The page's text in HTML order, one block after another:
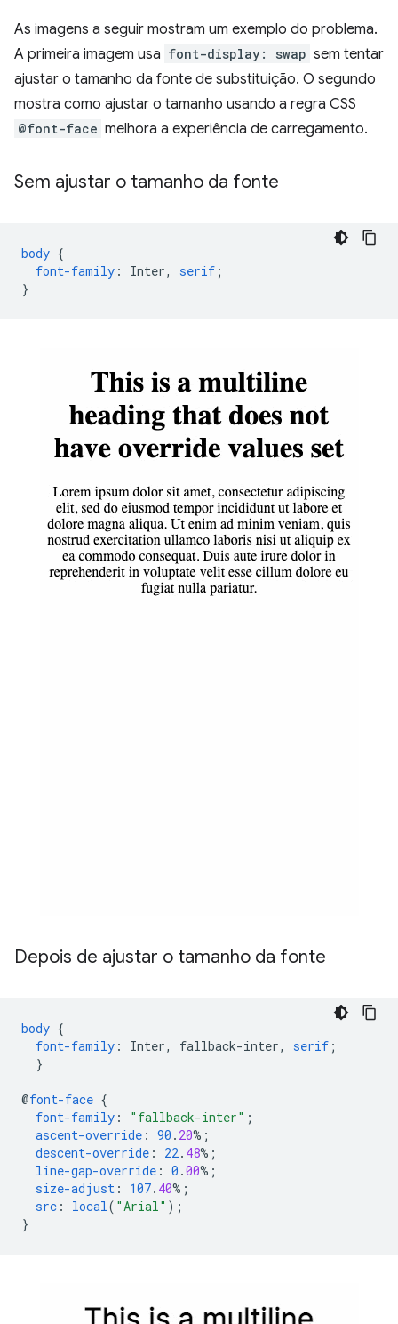
As imagens a seguir mostram um exemplo do problema.
A primeira imagem usa font-display: swap sem tentar
ajustar o tamanho da fonte de substituição. O segundo
mostra como ajustar o tamanho usando a regra CSS
@font-face melhora a experiência de carregamento.
Sem ajustar o tamanho da fonte
body {
font-family : Inter, serif ;
}
Depois de ajustar o tamanho da fonte
body {
font-family : Inter, fallback-inter, serif ;
}
@font-face {
font-family : "fallback-inter" ;
ascent-override : 90 . 20%;
descent-override : 22. 48%;
line-gap-override : 0 .00%;
size-adjust : 107. 40%;
src : local( "Arial" );
}